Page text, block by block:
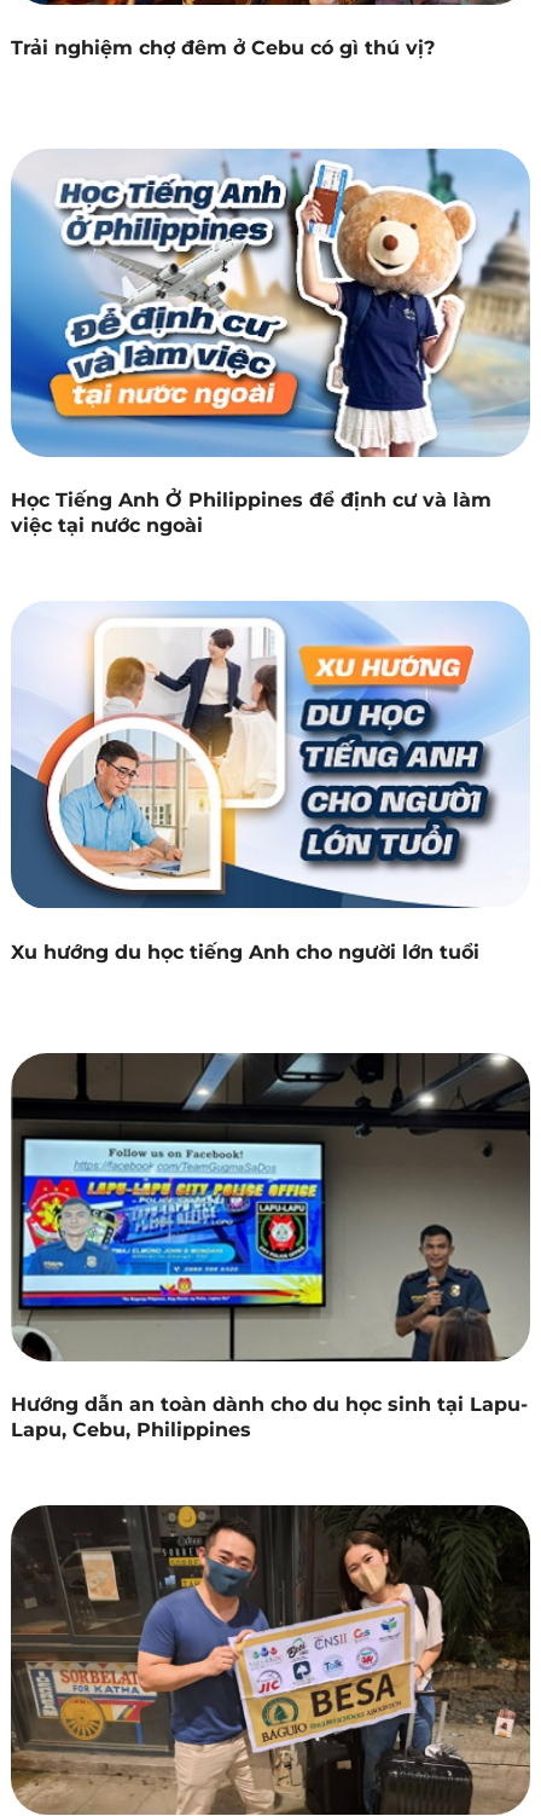
Trải nghiệm chợ đêm ở Cebu có gì thú vị?
Học Tiếng Anh Ở Philippines để định cư và làm
việc tại nước ngoài
Xu hướng du học tiếng Anh cho người lớn tuổi
Hướng dẫn an toàn dành cho du học sinh tại Lapu-
Lapu, Cebu, Philippines